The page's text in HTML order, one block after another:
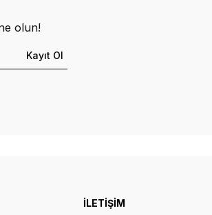
olun!
Kayıt Ol
İLETİŞİM